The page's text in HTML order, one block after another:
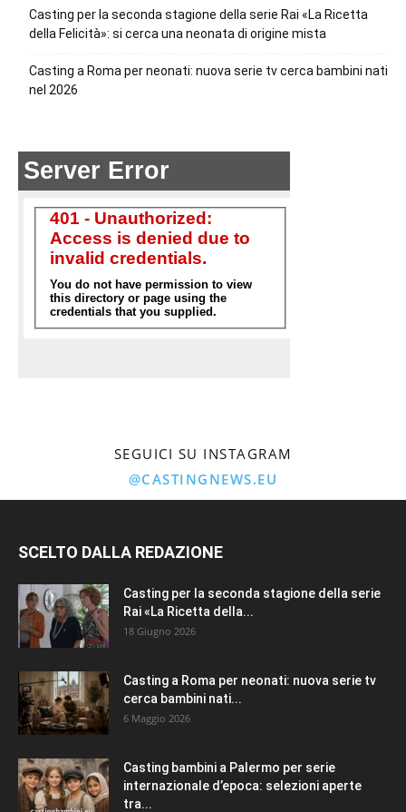
Casting per la seconda stagione della serie Rai «La Ricetta
della Felicità»: si cerca una neonata di origine mista
Casting a Roma per neonati: nuova serie tv cerca bambini nati
nel 2026
SEGUICI SU INSTAGRAM
@CASTINGNEWS.EU
SCELTO DALLA REDAZIONE
Casting per la seconda stagione della serie
Rai «La Ricetta della...
18 Giugno 2026
Casting a Roma per neonati: nuova serie tv
cerca bambini nati...
6 Maggio 2026
Casting bambini a Palermo per serie
internazionale d’epoca: selezioni aperte
tra...